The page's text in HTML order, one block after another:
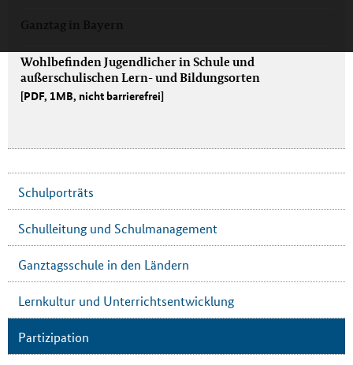
Ganztag in Bayern
Wohlbefinden Jugendlicher in Schule und
außerschulischen Lern- und Bildungsorten
[PDF, 1MB, nicht barrierefrei]
Schulporträts
Schulleitung und Schulmanagement
Ganztagsschule in den Ländern
Lernkultur und Unterrichtsentwicklung
Partizipation